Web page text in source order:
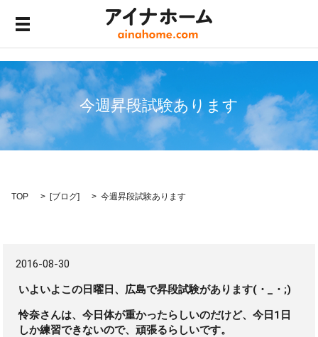
今週昇段試験あります
TOP [ブログ] 今週昇段試験あります
2016-08-30
いよいよこの日曜日、広島で昇段試験があります(・_・;)
怜奈さんは、今日体が重かったらしいのだけど、今日1日
しか練習できないので、頑張るらしいです。